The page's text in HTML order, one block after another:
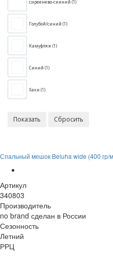
сиреенево-сииний (1)
Голубой/синий (1)
Камуфляж (1)
Синий (1)
Хаки (1)
Спальный мешок Beluha wide (400 гр/
Артикул
340803
Производитель
no brand сделан в России
Сезонность
Летний
РРЦ